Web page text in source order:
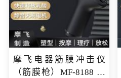
摩飞电器筋膜冲击仪
（筋膜枪）MF-8188 会